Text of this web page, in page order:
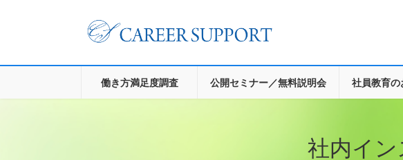
ツ
シ
働き方満足度調査 公開セミナー／無料説明会 社員教育
社内イ